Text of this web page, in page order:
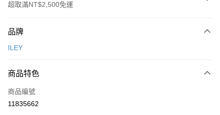
超取滿NT$2,500免運
信用卡一次付款
3 期 0 利率 每期
合作金庫商業銀行
上海商業儲蓄銀行
超商取貨付款
LINE Pay
品牌
ILEY
商品特色
商品編號
11835662